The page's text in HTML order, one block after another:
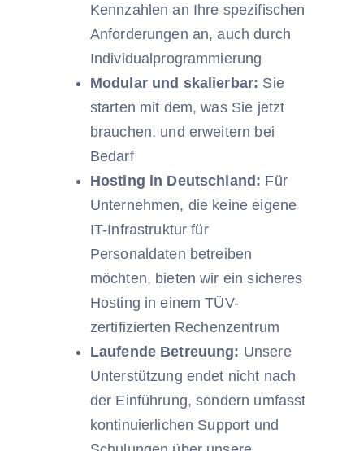
Kennzahlen an Ihre spezifischen
Anforderungen an, auch durch
Individualprogrammierung
Modular und skalierbar: Sie
starten mit dem, was Sie jetzt
brauchen, und erweitern bei
Bedarf
Hosting in Deutschland: Für
Unternehmen, die keine eigene
IT-Infrastruktur für
Personaldaten betreiben
möchten, bieten wir ein sicheres
Hosting in einem TÜV-
zertifizierten Rechenzentrum
Laufende Betreuung: Unsere
Unterstützung endet nicht nach
der Einführung, sondern umfasst
kontinuierlichen Support und